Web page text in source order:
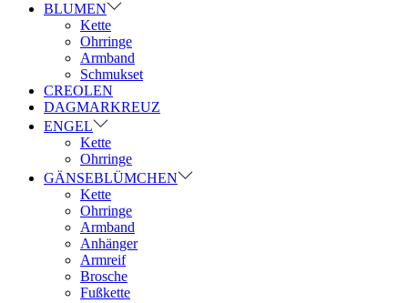
BLUMEN
Kette
Ohrringe
Armband
Schmukset
CREOLEN
DAGMARKREUZ
ENGEL
Kette
Ohrringe
GÄNSEBLÜMCHEN
Kette
Ohrringe
Armband
Anhänger
Armreif
Brosche
Fußkette